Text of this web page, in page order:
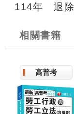
114年 退除
相關書籍
高普考